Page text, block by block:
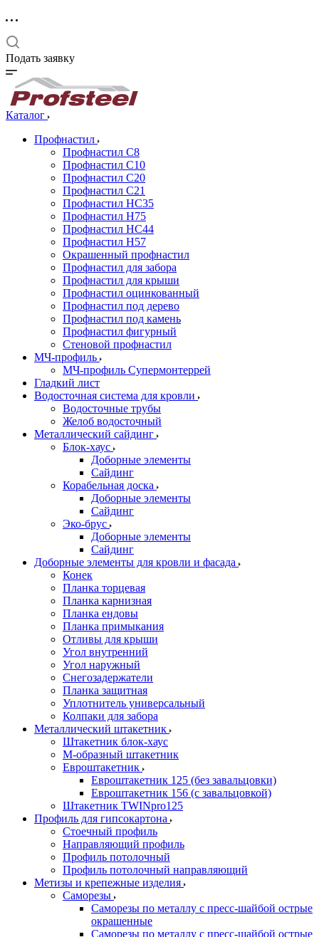
Подать заявку
Каталог
Профнастил
Профнастил С8
Профнастил С10
Профнастил С20
Профнастил С21
Профнастил НС35
Профнастил Н75
Профнастил HC44
Профнастил Н57
Окрашенный профнастил
Профнастил для забора
Профнастил для крыши
Профнастил оцинкованный
Профнастил под дерево
Профнастил под камень
Профнастил фигурный
Стеновой профнастил
МЧ-профиль
МЧ-профиль Супермонтеррей
Гладкий лист
Водосточная система для кровли
Водосточные трубы
Желоб водосточный
Металлический сайдинг
Блок-хаус
Доборные элементы
Сайдинг
Корабельная доска
Доборные элементы
Сайдинг
Эко-брус
Доборные элементы
Сайдинг
Доборные элементы для кровли и фасада
Конек
Планка торцевая
Планка карнизная
Планка ендовы
Планка примыкания
Отливы для крыши
Угол внутренний
Угол наружный
Снегозадержатели
Планка защитная
Уплотнитель универсальный
Колпаки для забора
Металлический штакетник
Штакетник блок-хаус
М-образный штакетник
Евроштакетник
Евроштакетник 125 (без завальцовки)
Евроштакетник 156 (с завальцовкой)
Штакетник TWINpro125
Профиль для гипсокартона
Стоечный профиль
Направляющий профиль
Профиль потолочный
Профиль потолочный направляющий
Метизы и крепежные изделия
Саморезы
Саморезы по металлу с пресс-шайбой острые
окрашенные
Саморезы по металлу с пресс-шайбой острые